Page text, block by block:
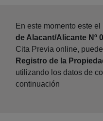
En este momento este el
de Alacant/Alicante Nº
Cita Previa online,
Registro de la
utilizando los datos de
continuación